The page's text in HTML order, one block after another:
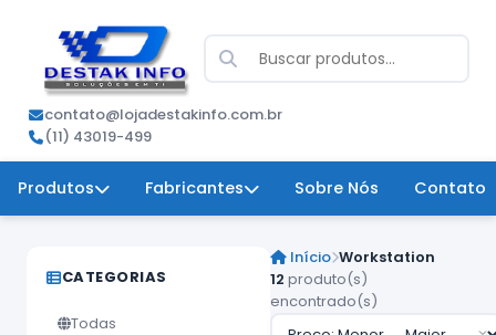
contato@lojadestakinfo.com.br
(11) 43019-499
Produtos Fabricantes Sobre Nós Contato
CATEGORIAS
Todas
Início Workstation
12 produto(s)
encontrado(s)